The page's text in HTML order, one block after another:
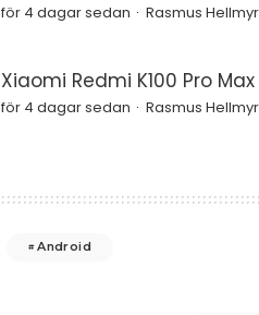
för 4 dagar sedan Rasmus
Xiaomi Redmi K100 Pro
för 4 dagar sedan Rasmus
Android